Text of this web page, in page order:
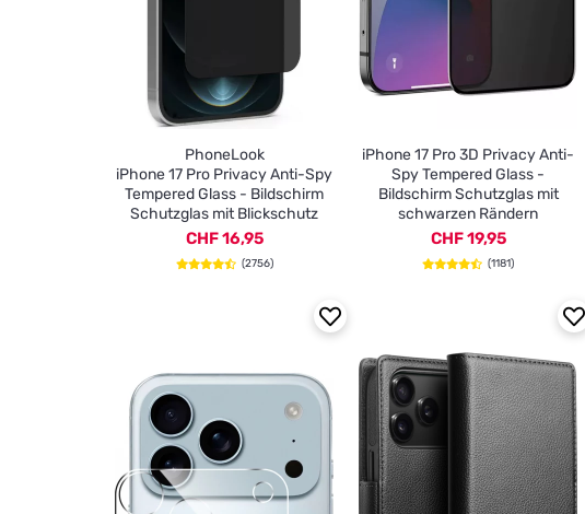
PhoneLook
iPhone 17 Pro Privacy Anti-Spy
Tempered Glass - Bildschirm
Schutzglas mit Blickschutz
CHF 16,95
(2756)
iPhone 17 Pro 3D Privacy Anti-
Spy Tempered Glass -
Bildschirm Schutzglas mit
schwarzen Rändern
CHF 19,95
(1181)